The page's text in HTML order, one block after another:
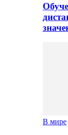
В мире